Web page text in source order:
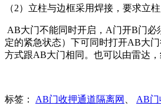
（2）立柱与边框采用焊接，要求立
AB大门不能同时开启，A门开B门
定的紧急状态）下可同时打开AB大
方式跟AB大门相同。也可以由雷达
标签： AB门收押通道隔离网 AB门